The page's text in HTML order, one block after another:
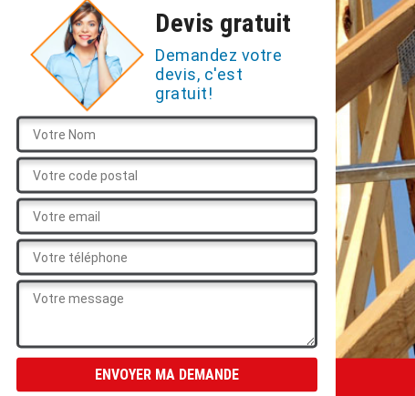
Devis gratuit
Demandez votre
devis, c'est
gratuit!